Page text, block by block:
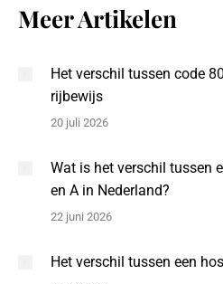
Meer Artikelen
Het verschil tussen code
rijbewijs
20 juli 2026
Wat is het verschil tussen
en A in Nederland?
22 juni 2026
Het verschil tussen een